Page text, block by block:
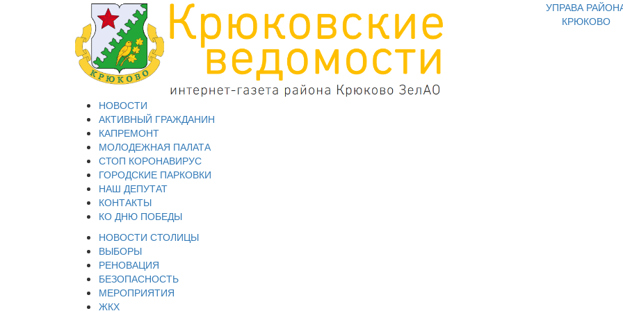
УПРАВА
КРЮКОВО
НОВОСТИ
АКТИВНЫЙ ГРАЖДАНИН
КАПРЕМОНТ
МОЛОДЕЖНАЯ ПАЛАТА
СТОП КОРОНАВИРУС
ГОРОДСКИЕ ПАРКОВКИ
НАШ ДЕПУТАТ
КОНТАКТЫ
КО ДНЮ ПОБЕДЫ
НОВОСТИ СТОЛИЦЫ
ВЫБОРЫ
РЕНОВАЦИЯ
БЕЗОПАСНОСТЬ
МЕРОПРИЯТИЯ
ЖКХ